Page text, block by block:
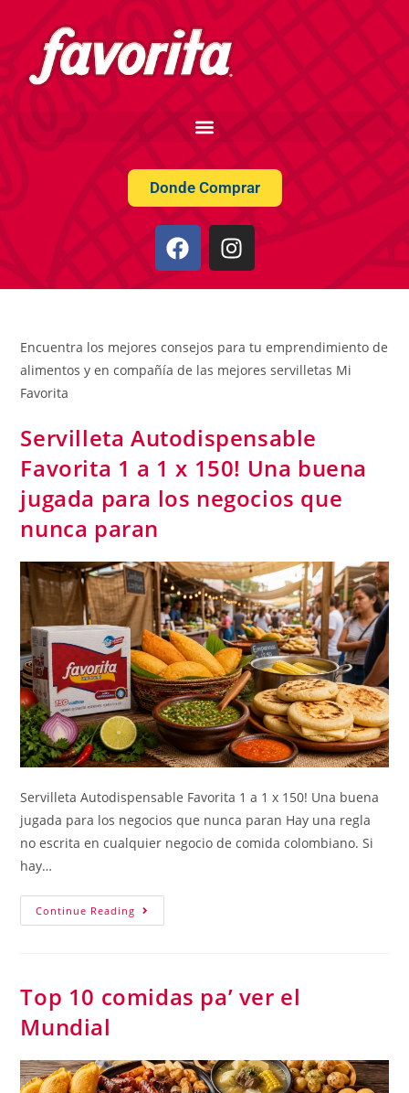
Donde Comprar
Encuentra los mejores consejos para tu emprendimiento de
alimentos y en compañía de las mejores servilletas Mi
Favorita
Servilleta Autodispensable
Favorita 1 a 1 x 150! Una buena
jugada para los negocios que
nunca paran
Servilleta Autodispensable Favorita 1 a 1 x 150! Una buena
jugada para los negocios que nunca paran Hay una regla
no escrita en cualquier negocio de comida colombiano. Si
hay…
Continue Reading
Top 10 comidas pa’ ver el
Mundial